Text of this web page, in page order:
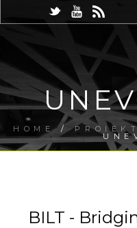
HOME/
BILT -